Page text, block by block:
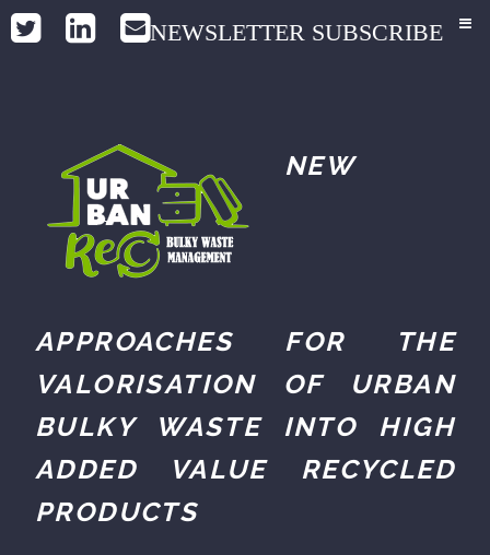
NEWSLETTER SUBSCRIBE
NEW
APPROACHES FOR THE
VALORISATION OF URBAN
BULKY WASTE INTO HIGH
ADDED VALUE RECYCLED
PRODUCTS